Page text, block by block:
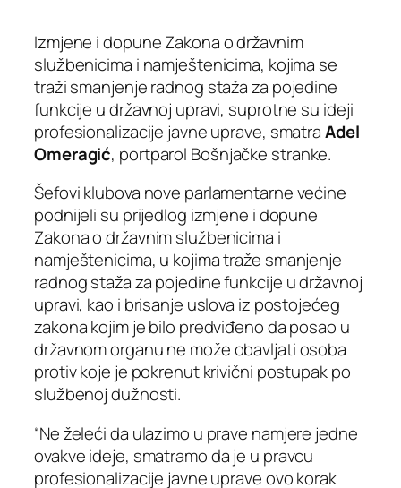
Izmjene i dopune Zakona o državnim
službenicima i namještenicima, kojima se
traži smanjenje radnog staža za pojedine
funkcije u državnoj upravi, suprotne su ideji
profesionalizacije javne uprave, smatraAdel
Omeragić, portparol Bošnjačke stranke.
Šefovi klubova nove parlamentarne većine
podnijeli su prijedlog izmjene i dopune
Zakona o državnim službenicima i
namještenicima, u kojima traže smanjenje
radnog staža za pojedine funkcije u državnoj
upravi, kao i brisanje uslova iz postojećeg
zakona kojim je bilo predviđeno da posao u
državnom organu ne može obavljati osoba
protiv koje je pokrenut krivični postupak po
službenoj dužnosti.
“Ne želeći da ulazimo u prave namjere jedne
ovakve ideje, smatramo da je u pravcu
profesionalizacije javne uprave ovo korak